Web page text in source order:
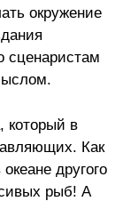
окружение
сценаристам
который в
Как
другого
рыб! А